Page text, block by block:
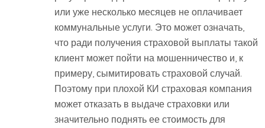
или уже несколько месяцев не оплачивает
коммунальные услуги. Это может означать,
что ради получения страховой выплаты такой
клиент может пойти на мошенничество и, к
примеру, сымитировать страховой случай.
Поэтому при плохой КИ страховая компания
может отказать в выдаче страховки или
значительно поднять ее стоимость для